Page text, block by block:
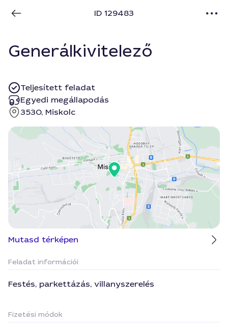
ID 129483
Generálkivitelező
Teljesített feladat
Egyedi megállapodás
3530, Miskolc
Mutasd térképen
Feladat információi
Festés, parkettázás, villanyszerelés
Fizetési módok